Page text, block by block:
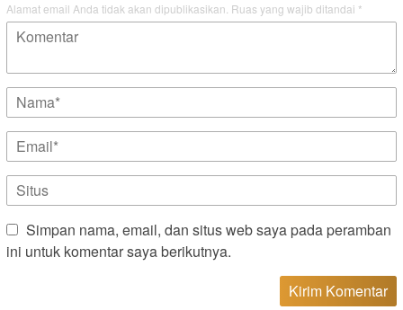
Alamat email Anda tidak akan dipublikasikan. Ruas yang wajib ditandai *
Simpan nama, email, dan situs web saya pada peramban
ini untuk komentar saya berikutnya.